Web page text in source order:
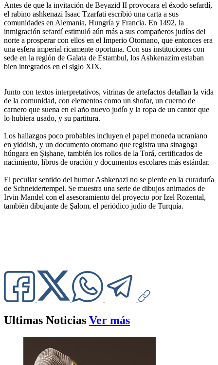
Antes de que la invitación de Beyazid II provocara el éxodo sefardí,
el rabino ashkenazi Isaac Tzarfati escribió una carta a sus
comunidades en Alemania, Hungría y Francia. En 1492, la
inmigración sefardí estimuló aún más a sus compañeros judíos del
norte a prosperar con ellos en el Imperio Otomano, que entonces era
una esfera imperial ricamente oportuna. Con sus instituciones con
sede en la región de Galata de Estambul, los Ashkenazim estaban
bien integrados en el siglo XIX.
Junto con textos interpretativos, vitrinas de artefactos detallan la vida
de la comunidad, con elementos como un shofar, un cuerno de
carnero que suena en el año nuevo judío y la ropa de un cantor que
lo hubiera usado, y su partitura.
Los hallazgos poco probables incluyen el papel moneda ucraniano
en yiddish, y un documento otomano que registra una sinagoga
húngara en Şişhane, también los rollos de la Torá, certificados de
nacimiento, libros de oración y documentos escolares más estándar.
El peculiar sentido del humor Ashkenazi no se pierde en la curaduría
de Schneidertempel. Se muestra una serie de dibujos animados de
Irvin Mandel con el asesoramiento del proyecto por Izel Rozental,
también dibujante de Şalom, el periódico judío de Turquía.
Ultimas Noticias Ver más